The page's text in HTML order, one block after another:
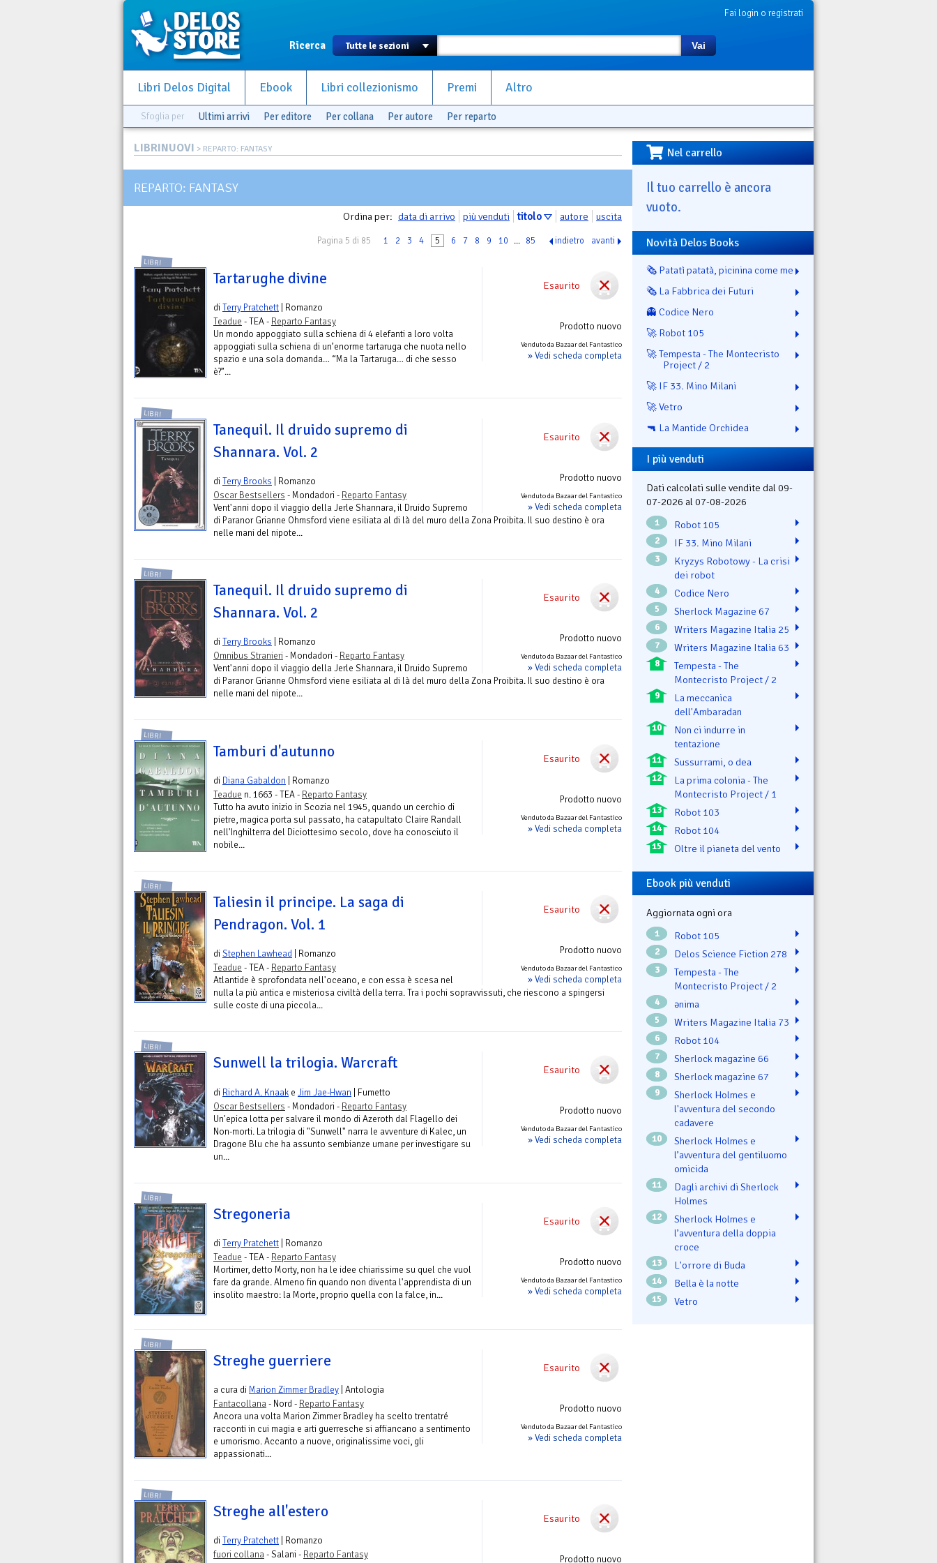
Fai login o registrati
Ricerca Vai
Libri Delos Digital Ebook Libri collezionismo Premi Altro
Sfoglia per Ultimi arrivi Per editore Per collana Per autore Per reparto
LIBRINUOVI > REPARTO: FANTASY
REPARTO: FANTASY
Ordina per: data di arrivo più venduti titolo autore uscita
Pagina 5 di 85 1 2 3 4 5 6 7 8 9 10 ... 85 indietro avanti
Esaurito
Prodotto nuovo
Venduto da Bazaar del Fantastico
» Vedi scheda completa
LIBRI
Tartarughe divine
diTerry Pratchett | Romanzo
Teadue - TEA - Reparto Fantasy
Un mondo appoggiato sulla schiena di 4 elefanti a loro volta
appoggiati sulla schiena di un’enorme tartaruga che nuota nello
spazio e una sola domanda… “Ma la Tartaruga… di che sesso
è?”...
Esaurito
Prodotto nuovo
Venduto da Bazaar del Fantastico
» Vedi scheda completa
LIBRI
Tanequil. Il druido supremo di
Shannara. Vol. 2
diTerry Brooks | Romanzo
Oscar Bestsellers - Mondadori - Reparto Fantasy
Vent'anni dopo il viaggio della Jerle Shannara, il Druido Supremo
di Paranor Grianne Ohmsford viene esiliata al di là del muro della Zona Proibita. Il suo destino è ora
nelle mani del nipote...
Esaurito
Prodotto nuovo
Venduto da Bazaar del Fantastico
» Vedi scheda completa
LIBRI
Tanequil. Il druido supremo di
Shannara. Vol. 2
diTerry Brooks | Romanzo
Omnibus Stranieri - Mondadori - Reparto Fantasy
Vent'anni dopo il viaggio della Jerle Shannara, il Druido Supremo
di Paranor Grianne Ohmsford viene esiliata al di là del muro della Zona Proibita. Il suo destino è ora
nelle mani del nipote...
Esaurito
Prodotto nuovo
Venduto da Bazaar del Fantastico
» Vedi scheda completa
LIBRI
Tamburi d'autunno
di Diana Gabaldon | Romanzo
Teadue n. 1663 - TEA - Reparto Fantasy
Tutto ha avuto inizio in Scozia nel 1945, quando un cerchio di
pietre, magica porta sul passato, ha catapultato Claire Randall
nell'Inghilterra del Diciottesimo secolo, dove ha conosciuto il
nobile...
Esaurito
Prodotto nuovo
Venduto da Bazaar del Fantastico
» Vedi scheda completa
LIBRI
Taliesin il principe. La saga di
Pendragon. Vol. 1
diStephen Lawhead | Romanzo
Teadue - TEA - Reparto Fantasy
Atlantide è sprofondata nell'oceano, e con essa è scesa nel
nulla la più antica e misteriosa civiltà della terra. Tra i pochi sopravvissuti, che riescono a spingersi
sulle coste di una piccola...
Esaurito
Prodotto nuovo
Venduto da Bazaar del Fantastico
» Vedi scheda completa
LIBRI
Sunwell la trilogia. Warcraft
di Richard A. Knaak e Jim Jae-Hwan | Fumetto
Oscar Bestsellers - Mondadori - Reparto Fantasy
Un'epica lotta per salvare il mondo di Azeroth dal Flagello dei
Non-morti. La trilogia di "Sunwell" narra le avventure di Kalec, un
Dragone Blu che ha assunto sembianze umane per investigare su
un...
Esaurito
Prodotto nuovo
Venduto da Bazaar del Fantastico
» Vedi scheda completa
LIBRI
Stregoneria
diTerry Pratchett | Romanzo
Teadue - TEA - Reparto Fantasy
Mortimer, detto Morty, non ha le idee chiarissime su quel che vuol
fare da grande. Almeno fin quando non diventa l'apprendista di un
insolito maestro: la Morte, proprio quella con la falce, in...
Esaurito
Prodotto nuovo
Venduto da Bazaar del Fantastico
» Vedi scheda completa
LIBRI
Streghe guerriere
a cura di Marion Zimmer Bradley | Antologia
Fantacollana- Nord - Reparto Fantasy
Ancora una volta Marion Zimmer Bradley ha scelto trentatré
racconti in cui magia e arti guerresche si affiancano a sentimento
e umorismo. Accanto a nuove, originalissime voci, gli
appassionati...
Esaurito
Prodotto nuovo
LIBRI
Streghe all'estero
diTerry Pratchett | Romanzo
fuori collana- Salani - Reparto Fantasy
Nel carrello
Il tuo carrello è ancora
vuoto.
Novità Delos Books
🗞️ Patatì patatà, picinina come me
🗞️ La Fabbrica dei Futuri
👻 Codice Nero
🚀 Robot 105
🚀 Tempesta - The Montecristo
Project / 2
🚀 IF 33. Mino Milani
🚀 Vetro
🔫 La Mantide Orchidea
I più venduti
Dati calcolati sulle vendite dal 09-
07-2026 al 07-08-2026
1 Robot 105
2 IF 33. Mino Milani
3
Kryzys Robotowy - La crisi
dei robot
4 Codice Nero
5 Sherlock Magazine 67
6 Writers Magazine Italia 25
7 Writers Magazine Italia 63
8
Tempesta - The
Montecristo Project / 2
9
La meccanica
dell'Ambaradan
10
Non ci indurre in
tentazione
11 Sussurrami, o dea
12
La prima colonia - The
Montecristo Project / 1
13 Robot 103
14 Robot 104
15 Oltre il pianeta del vento
Ebook più venduti
Aggiornata ogni ora
1 Robot 105
2 Delos Science Fiction 278
3
Tempesta - The
Montecristo Project / 2
4 ənima
5 Writers Magazine Italia 73
6 Robot 104
7 Sherlock magazine 66
8 Sherlock magazine 67
9
Sherlock Holmes e
l'avventura del secondo
cadavere
10
Sherlock Holmes e
l’avventura del gentiluomo
omicida
11
Dagli archivi di Sherlock
Holmes
12
Sherlock Holmes e
l’avventura della doppia
croce
13 L'orrore di Buda
14 Bella è la notte
15 Vetro